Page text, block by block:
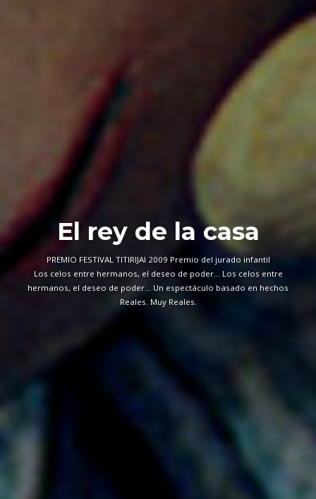
El rey de la casa
PREMIO FESTIVAL TITIRIJAI 2009 Premio del jurado infantil
Los celos entre hermanos, el deseo de poder... Los celos entre
hermanos, el deseo de poder... Un espectáculo basado en hechos
Reales. Muy Reales.